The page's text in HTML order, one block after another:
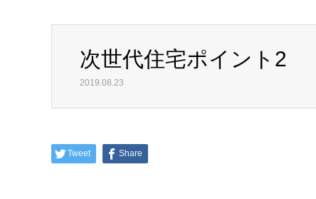
次世代住宅ポイント2
2019.08.23
Tweet Share